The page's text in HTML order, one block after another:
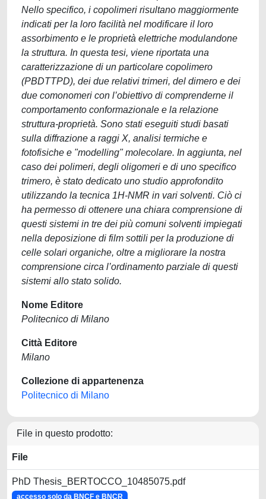
Nello specifico, i copolimeri risultano maggiormente
indicati per la loro facilità nel modificare il loro
assorbimento e le proprietà elettriche modulandone
la struttura. In questa tesi, viene riportata una
caratterizzazione di un particolare copolimero
(PBDTTPD), dei due relativi trimeri, del dimero e dei
due comonomeri con l’obiettivo di comprenderne il
comportamento conformazionale e la relazione
struttura-proprietà. Sono stati eseguiti studi basati
sulla diffrazione a raggi X, analisi termiche e
fotofisiche e "modelling" molecolare. In aggiunta, nel
caso dei polimeri, degli oligomeri e di uno specifico
trimero, è stato dedicato uno studio approfondito
utilizzando la tecnica 1H-NMR in vari solventi. Ciò ci
ha permesso di ottenere una chiara comprensione di
questi sistemi in tre dei più comuni solventi impiegati
nella deposizione di film sottili per la produzione di
celle solari organiche, oltre a migliorare la nostra
comprensione circa l’ordinamento parziale di questi
sistemi allo stato solido.
Nome Editore
Politecnico di Milano
Città Editore
Milano
Collezione di appartenenza
Politecnico di Milano
File in questo prodotto:
File
PhD Thesis_BERTOCCO_10485075.pdf
accesso solo da BNCF e BNCR